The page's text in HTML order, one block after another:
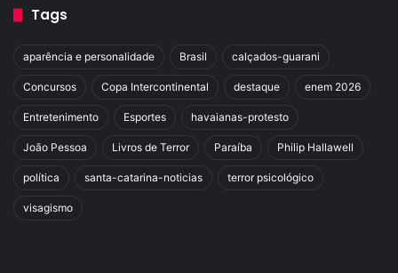
Tags
aparência e personalidade Brasil calçados-guarani
Concursos Copa Intercontinental destaque enem 2026
Entretenimento Esportes havaianas-protesto
João Pessoa Livros de Terror Paraíba Philip Hallawell
política santa-catarina-noticias terror psicológico
visagismo